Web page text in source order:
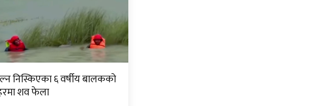
निस्किएका ६ वर्षीय बालकको
शव फेला